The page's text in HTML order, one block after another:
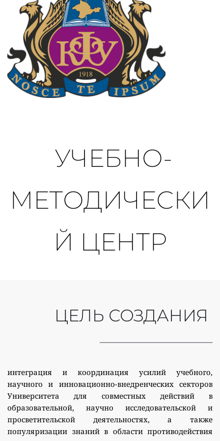
УЧЕБНО-
МЕТОДИЧЕСКИ
Й ЦЕНТР
ЦЕЛЬ СОЗДАНИЯ
интеграция и координация усилий учебного,
научного и инновационно-внедренческих секторов
Университета для совместных действий в
образовательной, научно исследовательской и
просветительской деятельностях, а также
популяризации знаний в области противодействия